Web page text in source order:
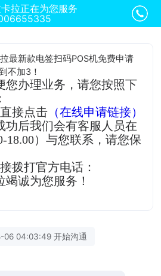
拉正在为您服务
最新款电签扫码POS机免费申请
不加3！
您办理业务，请您按照下
接点击 （在线申请链接）
功后我们会有客服人员在
18.00）与您联系，请您保
拨打官方电话：
竭诚为您服务！
06 04:03:49 开始沟通